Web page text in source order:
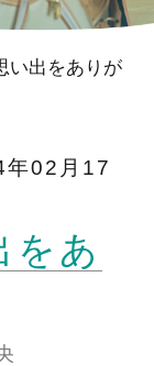
い出をありが
年02月17
をあ